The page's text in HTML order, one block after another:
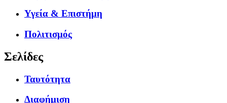
Υγεία & Επιστήμη
Πολιτισμός
Σελίδες
Ταυτότητα
Διαφήμιση